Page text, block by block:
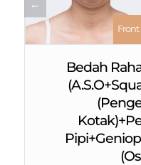
Front
Bedah